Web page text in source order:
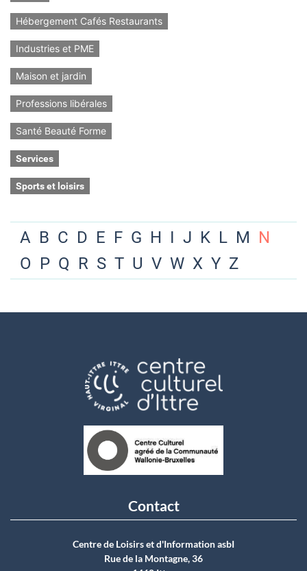
Hébergement Cafés Restaurants
Industries et PME
Maison et jardin
Professions libérales
Santé Beauté Forme
Services
Sports et loisirs
A B C D E F G H I J K L M N
O P Q R S T U V W X Y Z
Contact
Centre de Loisirs et d'Information asbI
Rue de la Montagne, 36